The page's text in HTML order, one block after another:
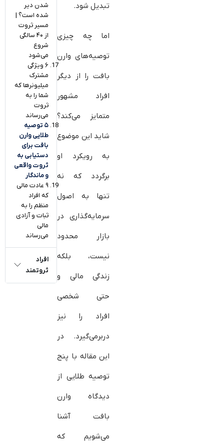
تبدیل شود.
اما چه چیزی
توصیه‌های وارن
بافت را از دیگر
افراد مشهور
متمایز می‌کند؟
شاید این موضوع
به رویکرد او
برگردد که نه
تنها به اصول
سرمایه‌گذاری در
بازار محدود
نیست، بلکه
زندگی مالی و
حتی شخصی
افراد را نیز
دربرمی‌گیرد. در
این مقاله با پنج
توصیه طلایی از
دیدگاه وارن
بافت آشنا
می‌شویم که
شدن دیر
شده است؟ |
مسیر ثروت
از ۴۰ سالگی
شروع
می‌شود
۶ ویژگی
مشترک
میلیونرها که
شما را به
ثروت
می‌رساند
۵ توصیه
طلایی وارن
بافت برای
دستیابی به
ثروت واقعی
و ماندگار
۹ عادت مالی
که افراد
منظم را به
ثبات و آزادی
مالی
می‌رساند
افراد
ثروتمند